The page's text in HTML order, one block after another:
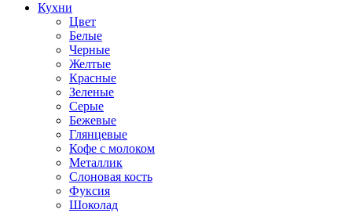
Кухни
Цвет
Белые
Черные
Желтые
Красные
Зеленые
Серые
Бежевые
Глянцевые
Кофе с молоком
Металлик
Слоновая кость
Фуксия
Шоколад